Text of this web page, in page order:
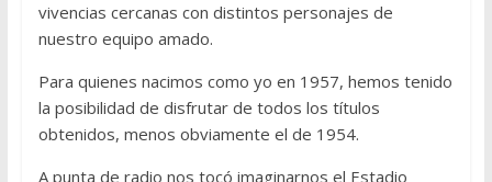
vivencias cercanas con distintos personajes de
nuestro equipo amado.
Para quienes nacimos como yo en 1957, hemos tenido
la posibilidad de disfrutar de todos los títulos
obtenidos, menos obviamente el de 1954.
A punta de radio nos tocó imaginarnos el Estadio